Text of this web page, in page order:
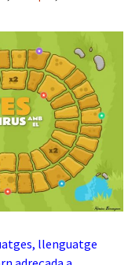
llenguatge